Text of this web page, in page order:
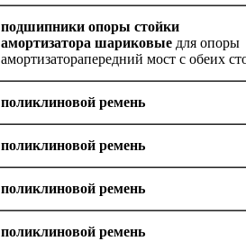
подшипники опоры стойки
амортизатора шариковые для опоры
амортизаторапередний мост с обеих
поликлиновой ремень
поликлиновой ремень
поликлиновой ремень
поликлиновой ремень